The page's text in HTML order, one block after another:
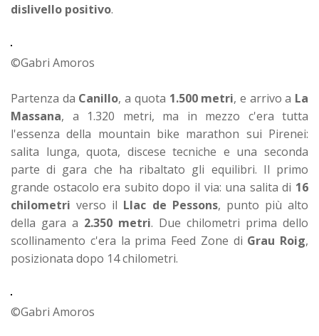
dislivello positivo.
©Gabri Amoros
Partenza da Canillo, a quota 1.500 metri, e arrivo a La
Massana, a 1.320 metri, ma in mezzo c'era tutta
l'essenza della mountain bike marathon sui Pirenei:
salita lunga, quota, discese tecniche e una seconda
parte di gara che ha ribaltato gli equilibri. Il primo
grande ostacolo era subito dopo il via: una salita di 16
chilometri verso il Llac de Pessons, punto più alto
della gara a 2.350 metri. Due chilometri prima dello
scollinamento c'era la prima Feed Zone di Grau Roig,
posizionata dopo 14 chilometri.
©Gabri Amoros